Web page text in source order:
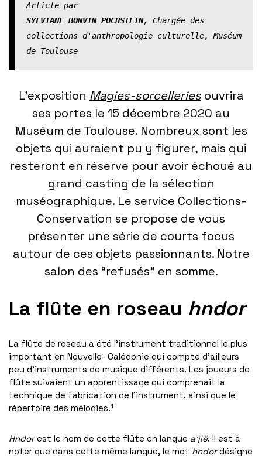
Article par
SYLVIANE BONVIN POCHSTEIN, Chargée des
collections d'anthropologie culturelle, Muséum
de Toulouse
L’exposition Magies-sorcelleriesouvrira
ses portes le 15 décembre 2020 au
Muséum de Toulouse. Nombreux sont les
objets qui auraient pu y figurer, mais qui
resteront en réserve pour avoir échoué au
grand casting de la sélection
muséographique. Le service Collections-
Conservation se propose de vous
présenter une série de courts focus
autour de ces objets passionnants. Notre
salon des “refusés” en somme.
La flûte en roseau hndor
La flûte de roseau a été l’instrument traditionnel le plus
important en Nouvelle- Calédonie qui compte d’ailleurs
peu d’instruments de musique différents. Les joueurs de
flûte suivaient un apprentissage qui comprenait la
technique de fabrication de l’instrument, ainsi que le
répertoire des mélodies.1
Hndorest le nom de cette flûte en langue a’jië. Il est à
noter que dans cette même langue, le mot hndordésigne